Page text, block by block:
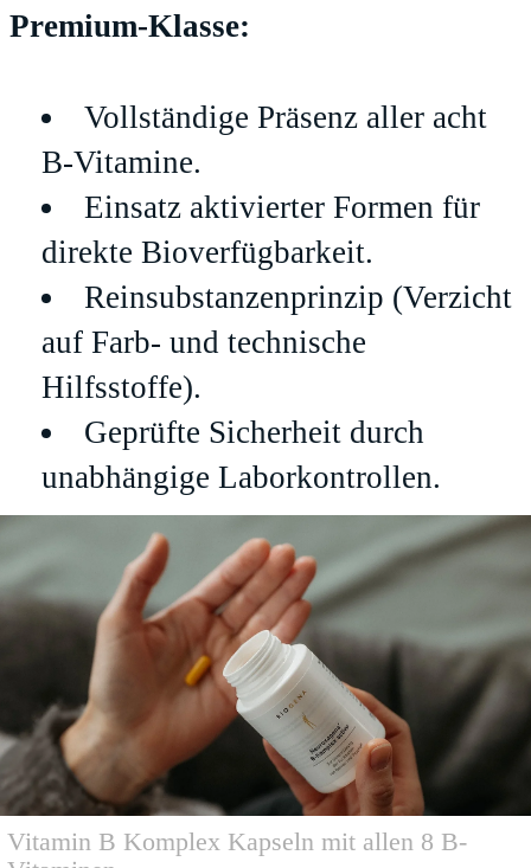
Premium-Klasse:
Vollständige Präsenz aller acht
B-Vitamine.
Einsatz aktivierter Formen für
direkte Bioverfügbarkeit.
Reinsubstanzenprinzip (Verzicht
auf Farb- und technische
Hilfsstoffe).
Geprüfte Sicherheit durch
unabhängige Laborkontrollen.
Vitamin B Komplex Kapseln mit allen 8 B-